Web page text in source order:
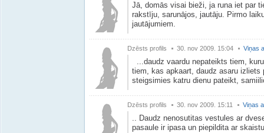
Jā, domās visai bieži, ja runa iet par
rakstīju, sarunājos, jautāju. Pirmo
jautājumiem.
Dzēsts profils 30. nov 2009. 15:04 Viņas
...daudz vaardu nepateikts tiem,
tiem, kas apkaart, daudz asaru
steigsimies katru dienu pateikt,
Dzēsts profils 30. nov 2009. 15:11 Viņas
.. Daudz nenosutitas vestules ar
pasaule ir ipasa un piepildita ar